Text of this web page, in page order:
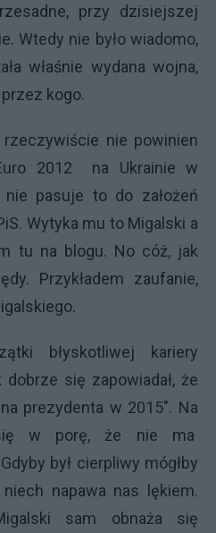
przy dzisiejszej
Wtedy nie było wiadomo,
właśnie wydana wojna,
kogo.
nie powinien
2012 na Ukrainie w
pasuje to do założeń
Wytyka mu to Migalski a
tu na blogu. No cóż, jak
Przykładem zaufanie,
błyskotliwej kariery
się zapowiadał, że
prezydenta w 2015". Na
w porę, że nie ma
był cierpliwy mógłby
napawa nas lękiem.
sam obnaża się